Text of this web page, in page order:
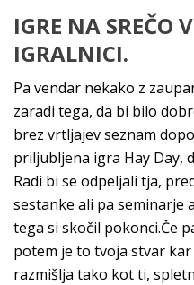
IGRE NA SREČO
IGRALNICI.
Pa vendar nekako z
zaradi tega, da bi bilo
brez vrtljajev seznam
priljubljena igra Hay Day,
Radi bi se odpeljali tja,
sestanke ali pa seminarje
tega si skočil pokonci.Če
potem je to tvoja stvar
razmišlja tako kot ti,